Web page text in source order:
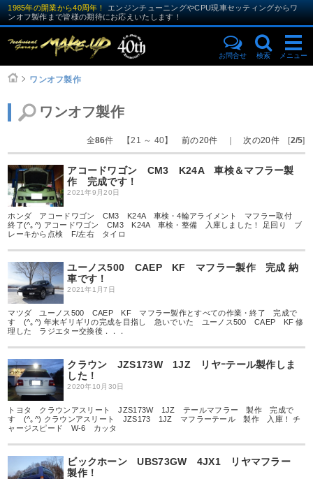
1985年の開業から40周年！
エンジンチューニングやCPU現車セッティングからワ
ンオフ製作まで皆様の期待にお応えいたします！
お問合せ 検索 メニュー
ワンオフ製作
ワンオフ製作
全86件 【21 ～ 40】前の20件 次の20件[2/5]
アコードワゴン CM3 K24A 車検＆マフラー製
作 完成です！
2021年9月20日
ホンダ アコードワゴン CM3 K24A 車検・4輪アライメント マフラー取付
終了(^｡^) アコードワゴン CM3 K24A 車検・整備 入庫しました！ 足回り ブ
レーキから点検 F/左右 タイロ
ユーノス500 CAEP KF マフラー製作 完成 納
車です！
2021年1月7日
マツダ ユーノス500 CAEP KF マフラー製作とすべての作業・終了 完成で
す (^｡^) 年末ギリギリの完成を目指し 急いでいた ユーノス500 CAEP KF 修
理した ラジエター交換後．．．
クラウン JZS173W 1JZ リヤｰテール製作しま
した！
2020年10月30日
トヨタ クラウンアスリート JZS173W 1JZ テールマフラー 製作 完成で
す (^｡^) クラウンアスリート JZS173 1JZ マフラーテール 製作 入庫！ チ
ャージスピード W-6 カッタ
ビックホーン UBS73GW 4JX1 リヤマフラー
製作！